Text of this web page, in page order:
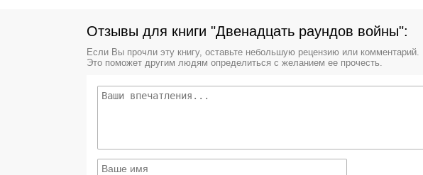
Отзывы для книги "Двенадцать раундов войны":
Если Вы прочли эту книгу, оставьте небольшую рецензию или комментарий.
Это поможет другим людям определиться с желанием ее прочесть.